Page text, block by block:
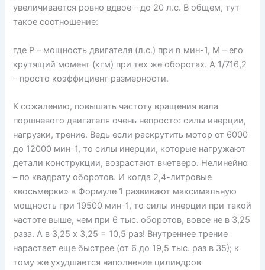
увеличивается ровно вдвое – до 20 л.с. В общем, тут
такое соотношение:
где P – мощность двигателя (л.с.) при n мин-1, M – его
крутящий момент (кгм) при тех же оборотах. А 1/716,2
– просто коэффициент размерности.
К сожалению, повышать частоту вращения вала
поршневого двигателя очень непросто: силы инерции,
нагрузки, трение. Ведь если раскрутить мотор от 6000
до 12000 мин-1, то силы инерции, которые нагружают
детали конструкции, возрастают вчетверо. Нелинейно
– по квадрату оборотов. И когда 2,4-литровые
«восьмерки» в Формуле 1 развивают максимальную
мощность при 19500 мин-1, то силы инерции при такой
частоте выше, чем при 6 тыс. оборотов, вовсе не в 3,25
раза. А в 3,25 х 3,25 = 10,5 раз! Внутреннее трение
нарастает еще быстрее (от 6 до 19,5 тыс. раз в 35); к
тому же ухудшается наполнение цилиндров